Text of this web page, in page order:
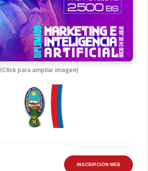
(Click para ampliar imagen)
INSCRIPCIÓN WEB